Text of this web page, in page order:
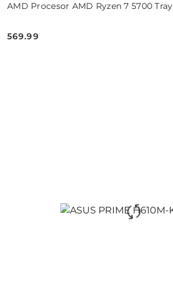
AMD Procesor AMD Ryzen 7 5700 Tray
Cena:
569.99